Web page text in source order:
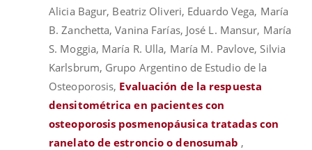
Alicia Bagur, Beatriz Oliveri, Eduardo Vega, María
B. Zanchetta, Vanina Farías, José L. Mansur, María
S. Moggia, María R. Ulla, María M. Pavlove, Silvia
Karlsbrum, Grupo Argentino de Estudio de la
Osteoporosis, Evaluación de la respuesta
densitométrica en pacientes con
osteoporosis posmenopáusica tratadas con
ranelato de estroncio o denosumab ,